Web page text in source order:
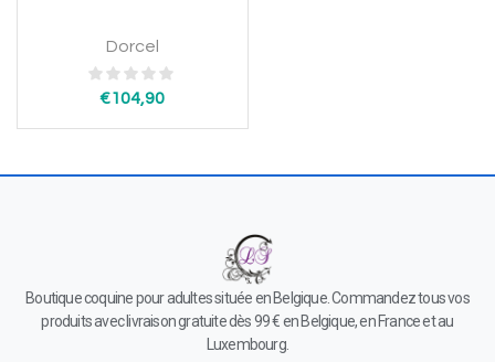
Dorcel
€104,90
Boutique coquine pour adultes située en Belgique. Commandez tous vos
produits avec livraison gratuite dès 99 € en Belgique, en France et au
Luxembourg.